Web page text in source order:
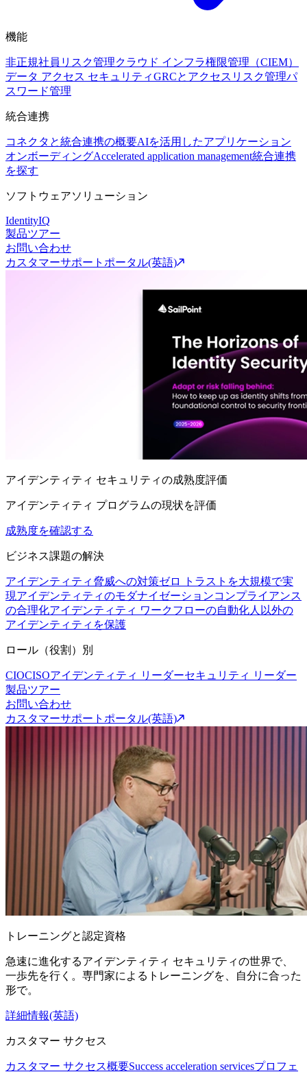
機能
非正規社員リスク管理クラウド インフラ権限管理（CIEM）
データ アクセス セキュリティGRCとアクセスリスク管理パ
スワード管理
統合連携
コネクタと統合連携の概要AIを活用したアプリケーション
オンボーディングAccelerated application management統合連携
を探す
ソフトウェアソリューション
IdentityIQ
製品ツアー
お問い合わせ
カスタマーサポートポータル(英語)
アイデンティティ セキュリティの成熟度評価
アイデンティティ プログラムの現状を評価
成熟度を確認する
ビジネス課題の解決
アイデンティティ脅威への対策ゼロ トラストを大規模で実
現アイデンティティのモダナイゼーションコンプライアンス
の合理化アイデンティティ ワークフローの自動化人以外の
アイデンティティを保護
ロール（役割）別
CIOCISOアイデンティティ リーダーセキュリティ リーダー
製品ツアー
お問い合わせ
カスタマーサポートポータル(英語)
トレーニングと認定資格
急速に進化するアイデンティティ セキュリティの世界で、
一歩先を行く。専門家によるトレーニングを、自分に合った
形で。
詳細情報(英語)
カスタマー サクセス
カスタマー サクセス概要Success acceleration servicesプロフェ